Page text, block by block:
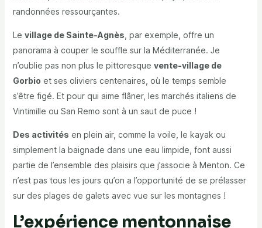
randonnées ressourçantes.
Le village de Sainte-Agnès , par exemple, offre un
panorama à couper le souffle sur la Méditerranée. Je
n’oublie pas non plus le pittoresque vente-village de
Gorbio et ses oliviers centenaires, où le temps semble
s’être figé. Et pour qui aime flâner, les marchés italiens de
Vintimille ou San Remo sont à un saut de puce !
Des activités en plein air, comme la voile, le kayak ou
simplement la baignade dans une eau limpide, font aussi
partie de l’ensemble des plaisirs que j’associe à Menton. Ce
n’est pas tous les jours qu’on a l’opportunité de se prélasser
sur des plages de galets avec vue sur les montagnes !
L’expérience mentonnaise